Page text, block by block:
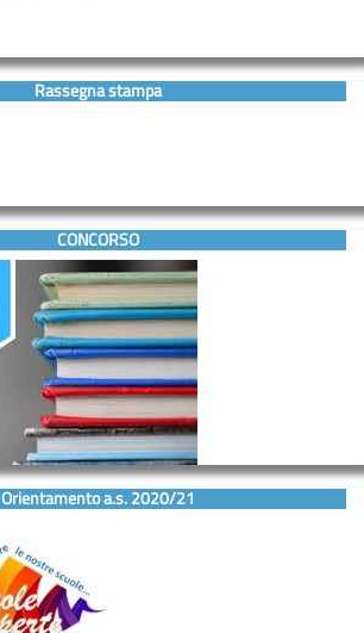
Rassegna stampa
CONCORSO
Orientamento a.s. 2020/21